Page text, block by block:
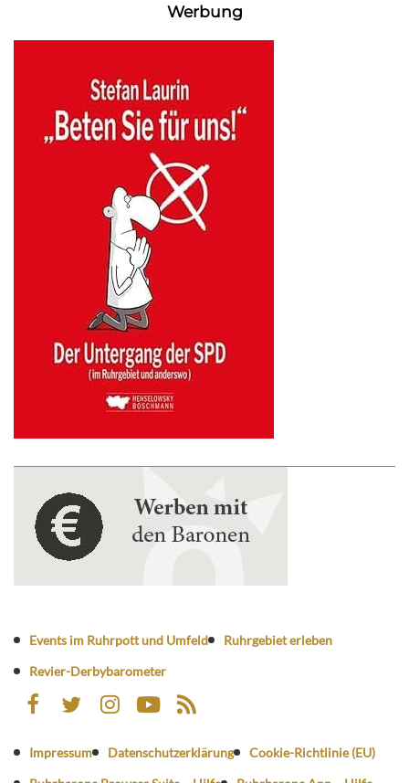
Werbung
Events im Ruhrpott und Umfeld
Ruhrgebiet erleben
Revier-Derbybarometer
Impressum Datenschutzerklärung
Cookie-Richtlinie (EU)